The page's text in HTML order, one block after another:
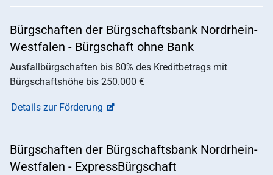
Bürgschaften der Bürgschaftsbank Nordrhein-
Westfalen - Bürgschaft ohne Bank
Ausfallbürgschaften bis 80% des Kreditbetrags mit
Bürgschaftshöhe bis 250.000 €
Details zur Förderung
Bürgschaften der Bürgschaftsbank Nordrhein-
Westfalen - ExpressBürgschaft